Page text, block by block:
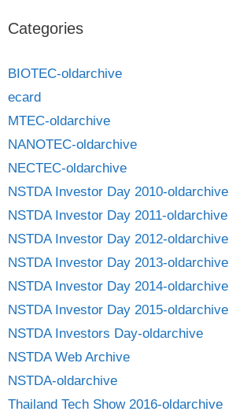
Categories
BIOTEC-oldarchive
ecard
MTEC-oldarchive
NANOTEC-oldarchive
NECTEC-oldarchive
NSTDA Investor Day 2010-oldarchive
NSTDA Investor Day 2011-oldarchive
NSTDA Investor Day 2012-oldarchive
NSTDA Investor Day 2013-oldarchive
NSTDA Investor Day 2014-oldarchive
NSTDA Investor Day 2015-oldarchive
NSTDA Investors Day-oldarchive
NSTDA Web Archive
NSTDA-oldarchive
Thailand Tech Show 2016-oldarchive